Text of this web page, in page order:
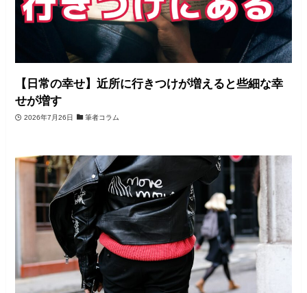
【日常の幸せ】近所に行きつけが増えると些細な幸
せが増す
2026年7月26日 筆者コラム